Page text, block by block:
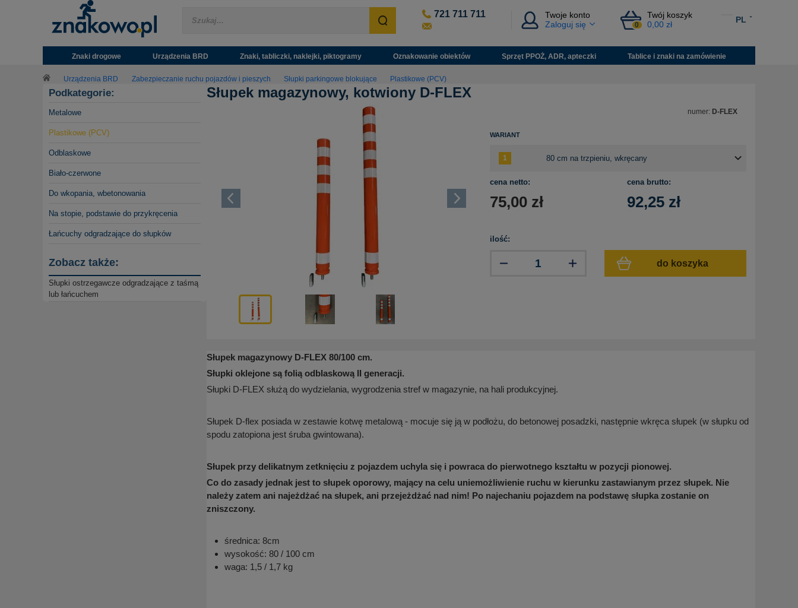
721 711 711
Twoje konto
Zaloguj się
Twój koszyk
0 0,00 zł
PL
Znaki drogowe Urządzenia BRD Znaki, tabliczki, naklejki, piktogramy Oznakowanie obiektów Sprzęt PPOŻ, ADR, apteczki Tablice i znaki na zamówienie
Urządzenia BRD Zabezpieczanie ruchu pojazdów i pieszych Słupki parkingowe blokujące Plastikowe (PCV)
Podkategorie:
Metalowe
Plastikowe (PCV)
Odblaskowe
Biało-czerwone
Do wkopania, wbetonowania
Na stopie, podstawie do przykręcenia
Łańcuchy odgradzające do słupków
Zobacz także:
Słupki ostrzegawcze odgradzające z taśmą
lub łańcuchem
Słupek magazynowy, kotwiony D-FLEX
numer: D-FLEX
WARIANT
cena netto:
75,00 zł
cena brutto:
92,25 zł
ilość:
do koszyka
Słupek magazynowy D-FLEX 80/100 cm.
Słupki oklejone są folią odblaskową II generacji.
Słupki D-FLEX służą do wydzielania, wygrodzenia stref w magazynie, na hali produkcyjnej.
Słupek D-flex posiada w zestawie kotwę metalową - mocuje się ją w podłożu, do betonowej posadzki, następnie wkręca słupek (w słupku od
spodu zatopiona jest śruba gwintowana).
Słupek przy delikatnym zetknięciu z pojazdem uchyla się i powraca do pierwotnego kształtu w pozycji pionowej.
Co do zasady jednak jest to słupek oporowy, mający na celu uniemożliwienie ruchu w kierunku zastawianym przez słupek. Nie
należy zatem ani najeżdżać na słupek, ani przejeżdżać nad nim! Po najechaniu pojazdem na podstawę słupka zostanie on
zniszczony.
średnica: 8cm
wysokość: 80 / 100 cm
waga: 1,5 / 1,7 kg